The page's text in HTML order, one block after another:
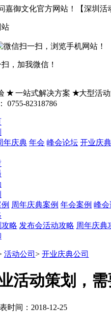
嘉御文化官方网站！【深圳活
，加我微信！
★一站式解决方案 ★大型活
0755-82318786
年庆典 年会 峰会论坛 开业庆典
周年庆典案例 年会案例 峰会
略 发布会活动攻略 周年庆典
活动公司 > 开业庆典公司
活动策划，
时间：2018-12-25